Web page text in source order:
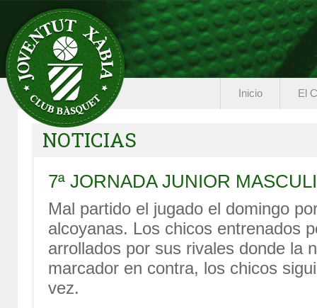
Inicio El
NOTICIAS
7ª JORNADA JUNIOR
Mal partido el jugado el domingo
alcoyanas. Los chicos entrenados
arrollados por sus rivales donde la
marcador en contra, los chicos
vez.